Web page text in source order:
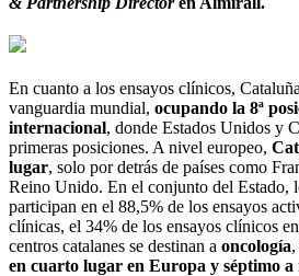
En cuanto a los ensayos clínicos,
vanguardia mundial, ocupando la 8ª
internacional, donde Estados Unidos y
primeras posiciones. A nivel europeo,
lugar, solo por detrás de países como
Reino Unido. En el conjunto del Estado,
participan en el 88,5% de los ensayos
clínicas, el 34% de los ensayos clínicos
centros catalanes se destinan a oncología
en cuarto lugar en Europa y séptimo